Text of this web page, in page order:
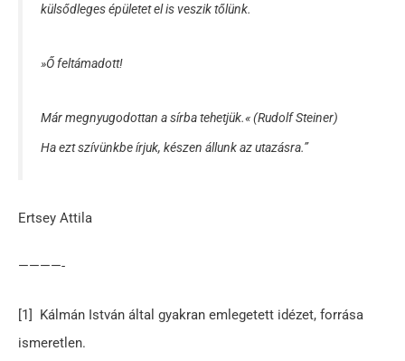
külsődleges épületet el is veszik tőlünk.
»Ő feltámadott!
Már megnyugodottan a sírba tehetjük.« (Rudolf Steiner)
Ha ezt szívünkbe írjuk, készen állunk az utazásra.”
Ertsey Attila
————-
[1] Kálmán István által gyakran emlegetett idézet, forrása
ismeretlen.